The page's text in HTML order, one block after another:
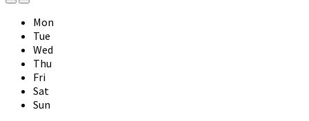
Previous
Month
Next
Month
Mon
Tue
Wed
Thu
Fri
Sat
Sun